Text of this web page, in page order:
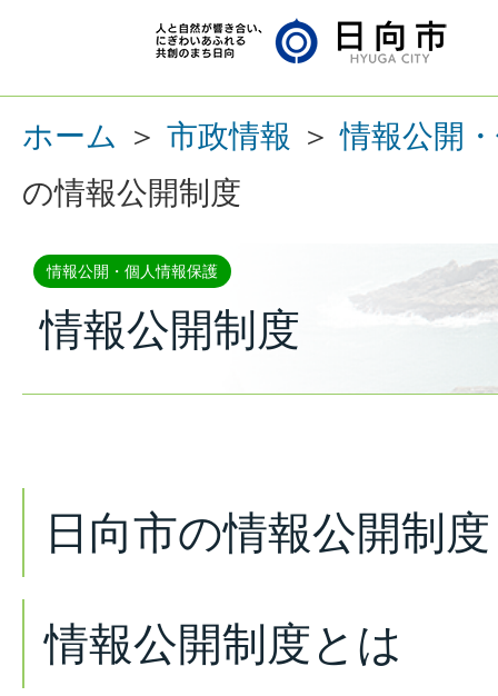
ホーム ＞ 市政情報 ＞情報公開
の情報公開制度
情報公開・個人情報保護
情報公開制度
日向市の情報公開制度
情報公開制度とは